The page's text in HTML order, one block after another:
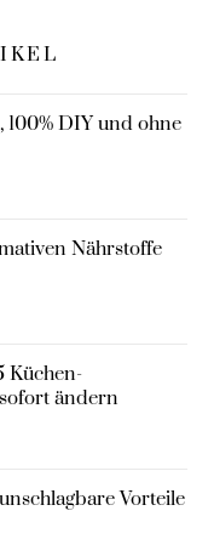
100% DIY und ohne
Nährstoffe
Küchen-
ändern
Vorteile